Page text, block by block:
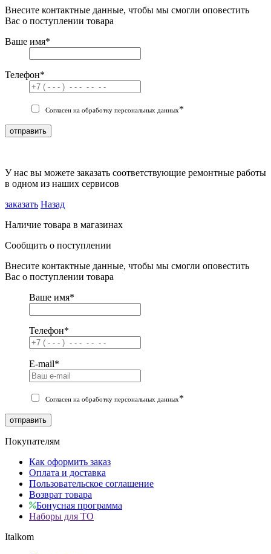
Внесите контактные данные, чтобы мы смогли оповестить
Вас о поступлении товара
Ваше имя*
Телефон*
Согласен на обработку персональных данных*
отправить
У нас вы можете заказать соответствующие ремонтные работы
в одном из наших сервисов
заказать Назад
Наличие товара в магазинах
Сообщить о поступлении
Внесите контактные данные, чтобы мы смогли оповестить
Вас о поступлении товара
Ваше имя*
Телефон*
E-mail*
Согласен на обработку персональных данных*
отправить
Покупателям
Как оформить заказ
Оплата и доставка
Пользовательское соглашение
Возврат товара
Бонусная программа
Наборы для ТО
Italkom